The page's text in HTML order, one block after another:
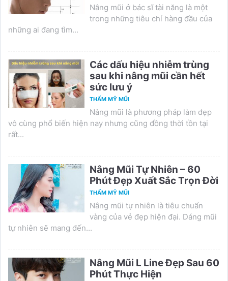
Nâng mũi ở bác sĩ tài năng là một
trong những tiêu chí hàng đầu của
những ai đang tìm...
Các dấu hiệu nhiễm trùng
sau khi nâng mũi cần hết
sức lưu ý
THẨM MỸ MŨI
Nâng mũi là phương pháp làm đẹp
vô cùng phổ biến hiện nay nhưng cũng đồng thời tồn tại
rất...
Nâng Mũi Tự Nhiên – 60
Phút Đẹp Xuất Sắc Trọn Đời
THẨM MỸ MŨI
Nâng mũi tự nhiên là tiêu chuẩn
vàng của vẻ đẹp hiện đại. Dáng mũi
tự nhiên sẽ mang đến...
Nâng Mũi L Line Đẹp Sau 60
Phút Thực Hiện